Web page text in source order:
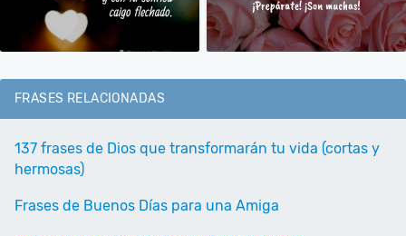
FRASES RELACIONADAS
137 frases de Dios que transformarán tu vida (cortas y
hermosas)
Frases de Buenos Días para una Amiga